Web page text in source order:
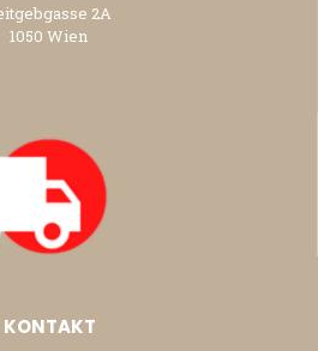
2A
1050 Wien
KONTAKT